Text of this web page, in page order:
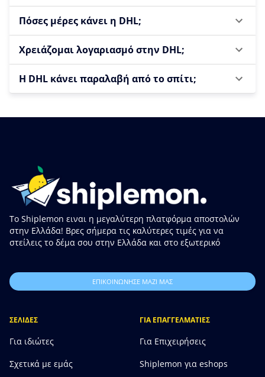
Πόσες μέρες κάνει η DHL;
Χρειάζομαι λογαριασμό στην DHL;
Η DHL κάνει παραλαβή από το σπίτι;
Το Shiplemon ειναι η μεγαλύτερη πλατφόρμα αποστολών
στην Ελλάδα! Βρες σήμερα τις καλύτερες τιμές για να
στείλεις το δέμα σου στην Ελλάδα και στο εξωτερικό
ΕΠΙΚΟΙΝΩΝΗΣΕ ΜΑΖΙ ΜΑΣ
ΣΕΛΙΔΕΣ
Για ιδιώτες
Σχετικά με εμάς
ΓΙΑ ΕΠΑΓΓΕΛΜΑΤΙΕΣ
Για Επιχειρήσεις
Shiplemon για eshops